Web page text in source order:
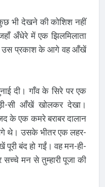
भी देखने की कोशिश नहीं
अँधेरे में एक झिलमिलाता
उस प्रकाश के आगे वह आँखें
दी। गाँव के सिरे पर एक
सी आँखें खोलकर देखा।
के एक कमरे बराबर दालान
थे। उसके भीतर एक लहर-
बंद हो गईं। वह मन-ही-
मन से तुम्हारी पूजा की